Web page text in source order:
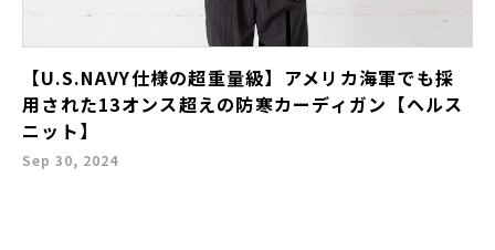
【U.S.NAVY仕様の超重量級】アメリカ海軍でも採
用された13オンス超えの防寒カーディガン【ヘルス
ニット】
Sep 30, 2024